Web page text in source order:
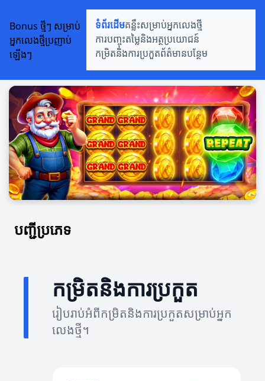
Bonus ថ្មីៗ សម្រាប់
អ្នកលេងថ្មីប្រញាប់
ឡើងៗ
ទំព័រដើមគន្លឹះសម្រាប់អ្នកលេងថ្មី
ការបញ្ចុះតម្លៃនិងអត្ថប្រយោជន៍
កម្រិតនិងការប្រកួតព័ត៌មានបន្ថែម
បញ្ជីប្រភេទ
កម្រិតនិងការប្រកួត
រៀបរាប់អំពីកម្រិតនិងការប្រកួតសម្រាប់អ្នក
លេងថ្មី។